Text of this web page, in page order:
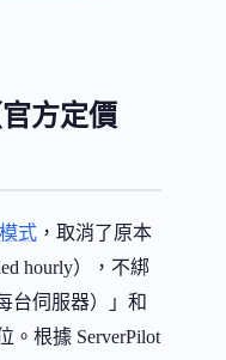
方定價
式 ，取消了原本
hourly），不綁
台伺服器）」和
。根據 ServerPilot